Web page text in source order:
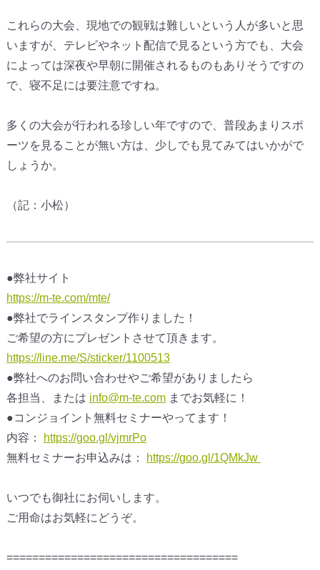
これらの大会、 現地での観戦は難しいという人が多いと思
いますが、 テレビやネット配信で見るという方でも、 大会
によっては深夜や早朝に開催されるものもありそうですの
で、 寝不足には要注意ですね。
多くの大会が行われる珍しい年ですので、 普段あまりスポ
ーツを見ることが無い方は、 少しでも見てみてはいかがで
しょうか。
（記：小松）
●弊社サイト
https://m-te.com/mte/
●弊社でラインスタンプ作りました！
ご希望の方にプレゼントさせて頂きます。
https://line.me/S/sticker/1100513
●弊社へのお問い合わせやご希望がありましたら
各担当、または info@m-te.comまでお気軽に！
●コンジョイント無料セミナーやってます！
内容：
https://goo.gl/vjmrPo
無料セミナーお申込みは：
https://goo.gl/1QMkJw
いつでも御社にお伺いします。
ご用命はお気軽にどうぞ。
====================================